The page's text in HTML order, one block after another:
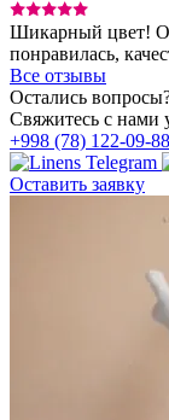
Шикарный цвет!
понравилась,
Все отзывы
Остались
Свяжитесь с нами
+998 (78) 122-09-88
Оставить заявку